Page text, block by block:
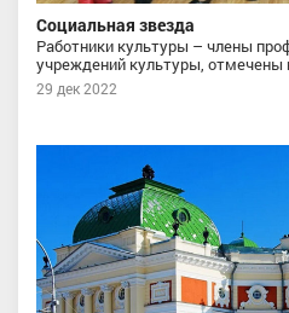
Социальная звезда
Работники культуры – члены
учреждений культуры, отмечены
29 дек 2022